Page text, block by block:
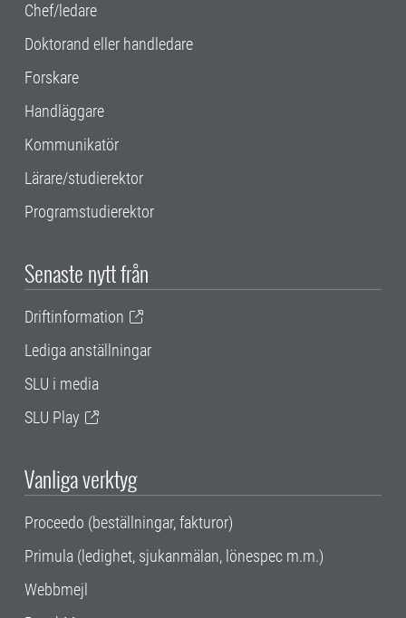
Chef/ledare
Doktorand eller handledare
Forskare
Handläggare
Kommunikatör
Lärare/studierektor
Programstudierektor
Senaste nytt från
Driftinformation
Lediga anställningar
SLU i media
SLU Play
Vanliga verktyg
Proceedo (beställningar, fakturor)
Primula (ledighet, sjukanmälan, lönespec m.m.)
Webbmejl